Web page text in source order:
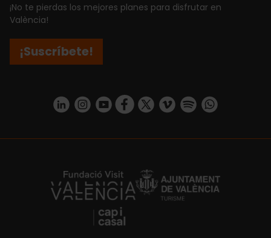
¡No te pierdas los mejores planes para disfrutar en
València!
¡Suscríbete!
https://www.linkedin.com/company/turismo-valencia/mycompany/
https://www.instagram.com/visit_valencia/
https://www.youtube.com/user/
https://www.facebook.com/
https://twitter.com/
https://vimeo.com/
https://https://api.whatsapp.com/
https://fundacion.visitvalencia.com/